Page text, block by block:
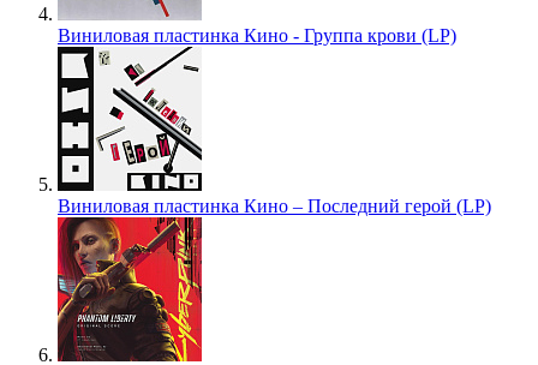
Виниловая пластинка Кино - Группа крови (LP)
Виниловая пластинка Кино – Последний герой (LP)